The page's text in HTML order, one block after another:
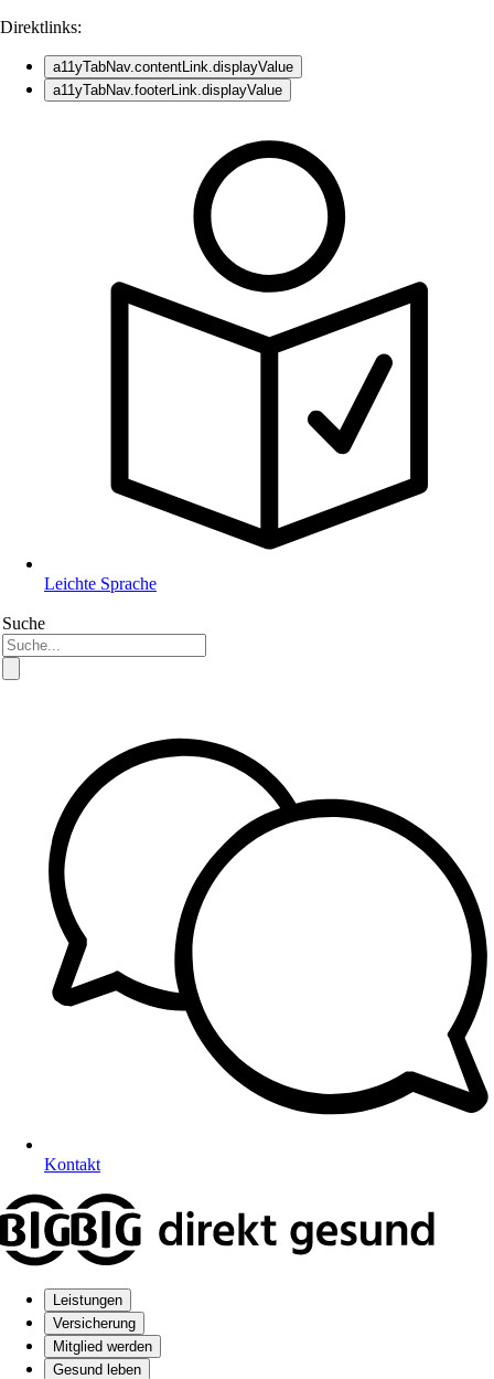
Direktlinks:
a11yTabNav.contentLink.displayValue
a11yTabNav.footerLink.displayValue
Leichte Sprache
Suche
Kontakt
Leistungen
Versicherung
Mitglied werden
Gesund leben